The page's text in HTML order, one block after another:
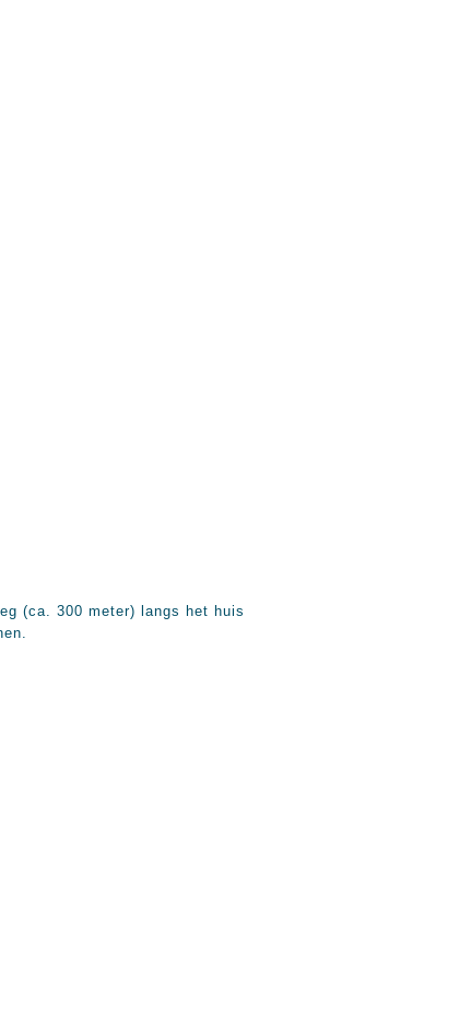
(ca. 300 meter) langs het huis